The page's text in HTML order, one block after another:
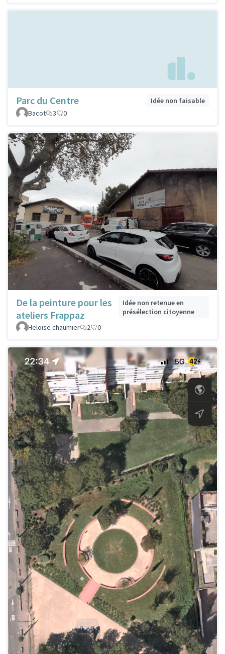
Parc du Centre
Idée non faisable
Bacot
3 0
De la peinture pour les
ateliers Frappaz
Idée non retenue en
présélection citoyenne
Heloise chaumier
2 0